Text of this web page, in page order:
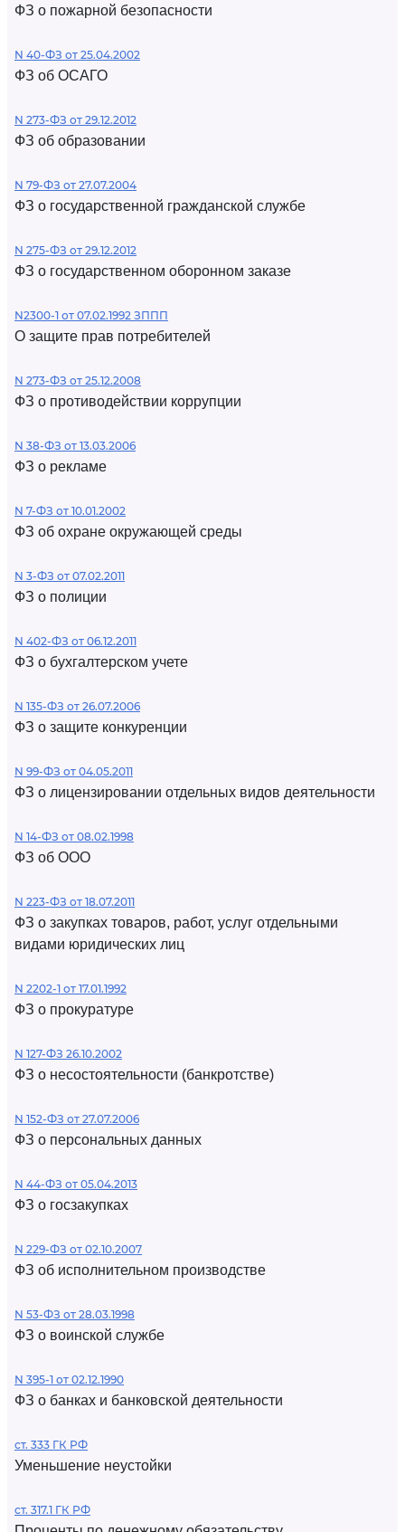
ФЗ о пожарной безопасности
N 40-ФЗ от 25.04.2002
ФЗ об ОСАГО
N 273-ФЗ от 29.12.2012
ФЗ об образовании
N 79-ФЗ от 27.07.2004
ФЗ о государственной гражданской службе
N 275-ФЗ от 29.12.2012
ФЗ о государственном оборонном заказе
N2300-1 от 07.02.1992 ЗППП
О защите прав потребителей
N 273-ФЗ от 25.12.2008
ФЗ о противодействии коррупции
N 38-ФЗ от 13.03.2006
ФЗ о рекламе
N 7-ФЗ от 10.01.2002
ФЗ об охране окружающей среды
N 3-ФЗ от 07.02.2011
ФЗ о полиции
N 402-ФЗ от 06.12.2011
ФЗ о бухгалтерском учете
N 135-ФЗ от 26.07.2006
ФЗ о защите конкуренции
N 99-ФЗ от 04.05.2011
ФЗ о лицензировании отдельных видов деятельности
N 14-ФЗ от 08.02.1998
ФЗ об ООО
N 223-ФЗ от 18.07.2011
ФЗ о закупках товаров, работ, услуг отдельными
видами юридических лиц
N 2202-1 от 17.01.1992
ФЗ о прокуратуре
N 127-ФЗ 26.10.2002
ФЗ о несостоятельности (банкротстве)
N 152-ФЗ от 27.07.2006
ФЗ о персональных данных
N 44-ФЗ от 05.04.2013
ФЗ о госзакупках
N 229-ФЗ от 02.10.2007
ФЗ об исполнительном производстве
N 53-ФЗ от 28.03.1998
ФЗ о воинской службе
N 395-1 от 02.12.1990
ФЗ о банках и банковской деятельности
ст. 333 ГК РФ
Уменьшение неустойки
ст. 317.1 ГК РФ